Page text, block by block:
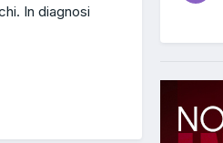
In diagnosi